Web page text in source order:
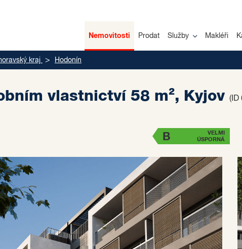
Nemovitosti Prodat Služby Makléři
kraj Hodonín
vlastnictví 58 m², Kyjov (ID
B
VELMI
ÚSPORNÁ